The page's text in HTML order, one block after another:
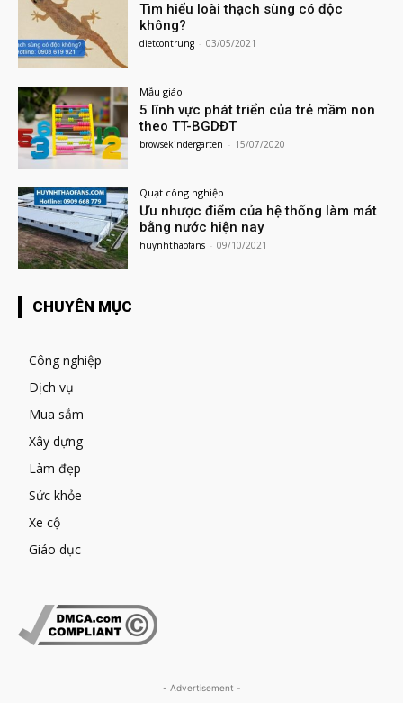
Tìm hiểu loài thạch sùng có độc
không?
dietcontrung - 03/05/2021
Mẫu giáo
5 lĩnh vực phát triển của trẻ mầm non
theo TT-BGDĐT
browsekindergarten - 15/07/2020
Quạt công nghiệp
Ưu nhược điểm của hệ thống làm mát
bằng nước hiện nay
huynhthaofans - 09/10/2021
CHUYÊN MỤC
Công nghiệp
Dịch vụ
Mua sắm
Xây dựng
Làm đẹp
Sức khỏe
Xe cộ
Giáo dục
- Advertisement -